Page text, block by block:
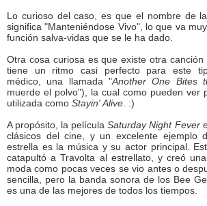
Lo curioso del caso, es que el nombre de
significa "Manteniéndose Vivo", lo que va
función salva-vidas que se le ha dado.
Otra cosa curiosa es que existe otra
tiene un ritmo casi perfecto para este
médico, una llamada "Another One Bites
muerde el polvo"), la cual como pueden ver
utilizada como Stayin' Alive . :)
A propósito, la películaSaturday Night Fever
clásicos del cine, y un excelente ejemplo
estrella es la música y su actor principal.
catapultó a Travolta al estrellato, y creó
moda como pocas veces se vio antes o
sencilla, pero la banda sonora de los Bee
es una de las mejores de todos los tiempos.